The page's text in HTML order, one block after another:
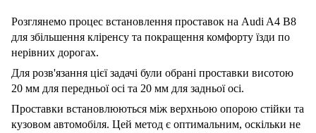
Розглянемо процес встановлення проставок на Audi A4 B8
для збільшення кліренсу та покращення комфорту їзди по
нерівних дорогах.
Для розв'язання цієї задачі були обрані проставки висотою
20 мм для передньої осі та 20 мм для задньої осі.
Проставки встановлюються між верхньою опорою стійки та
кузовом автомобіля. Цей метод є оптимальним, оскільки не